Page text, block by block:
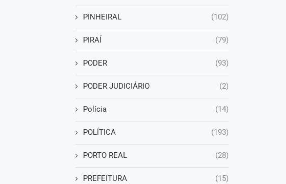
PINHEIRAL (102)
PIRAÍ (79)
PODER (93)
PODER JUDICIÁRIO (2)
Polícia (14)
POLÍTICA (193)
PORTO REAL (28)
PREFEITURA (15)